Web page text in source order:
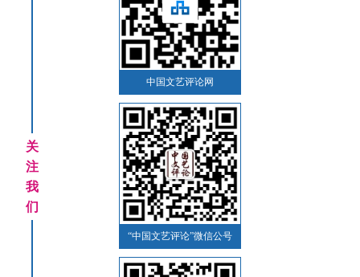
关
注
我
们
中国文艺评论网
“中国文艺评论”微信公号